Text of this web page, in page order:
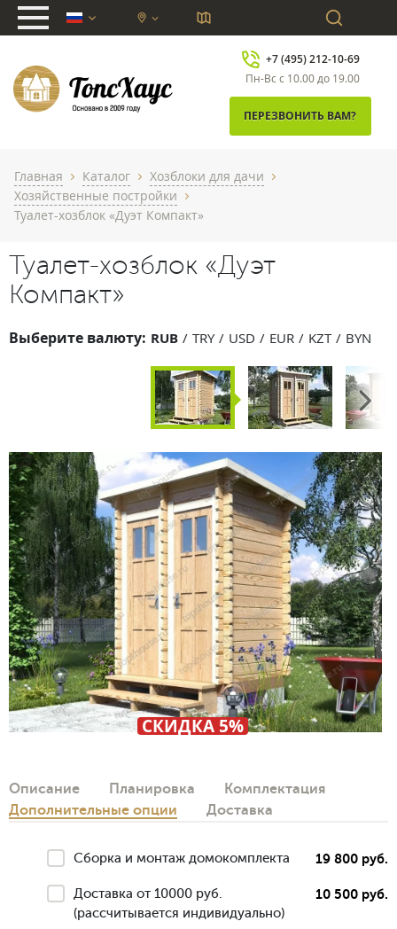
chevron_down
+7 (495) 212-10-69
Пн-Вс с 10.00 до 19.00
ПЕРЕЗВОНИТЬ ВАМ?
Главная chevron_right Каталог chevron_right Хозблоки для дачи chevron_right
Хозяйственные постройки chevron_right
Туалет-хозблок «Дуэт Компакт»
Туалет-хозблок «Дуэт
Компакт»
Выберите валюту: RUB TRY USD EUR KZT BYN
Next
СКИДКА 5%
Описание Планировка
Комплектация
Дополнительные опции
Доставка
Сборка и монтаж домокомплекта 19 800 руб.
Доставка от 10000 руб.
(рассчитывается индивидуально)
10 500 руб.